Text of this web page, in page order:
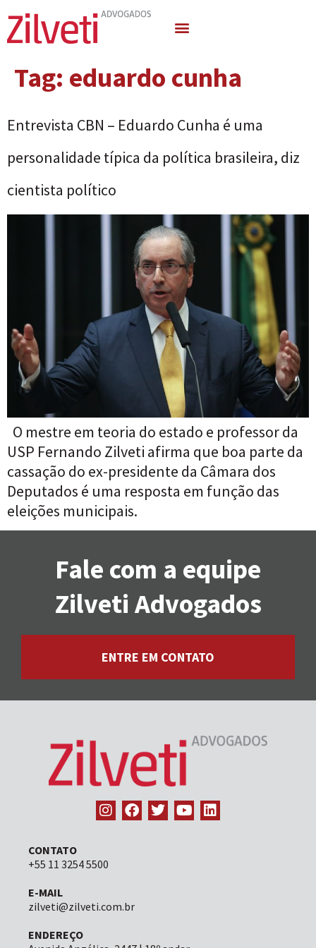
Tag: eduardo cunha
Entrevista CBN – Eduardo Cunha é uma
personalidade típica da política brasileira, diz
cientista político
O mestre em teoria do estado e professor da
USP Fernando Zilveti afirma que boa parte da
cassação do ex-presidente da Câmara dos
Deputados é uma resposta em função das
eleições municipais.
Fale com a equipe
Zilveti Advogados
ENTRE EM CONTATO
CONTATO
+55 11 3254 5500
E-MAIL
zilveti@zilveti.com.br
ENDEREÇO